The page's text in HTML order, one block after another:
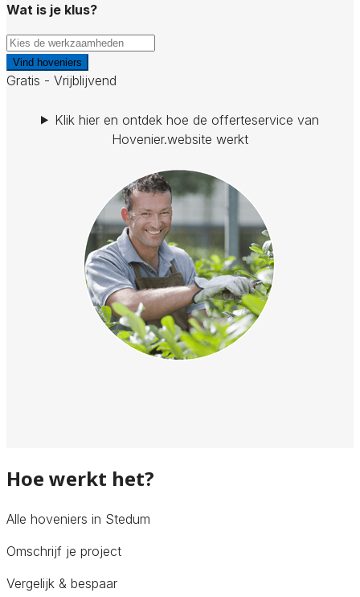
Wat is je klus?
Vind hoveniers
Gratis - Vrijblijvend
Klik hier en ontdek hoe de offerteservice van
Hovenier.website werkt
Hoe werkt het?
Alle hoveniers in Stedum
Omschrijf je project
Vergelijk & bespaar